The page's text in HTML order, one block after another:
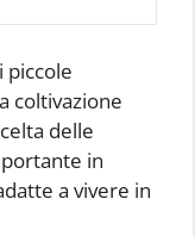
piccole
coltivazione
delle
in
a vivere in